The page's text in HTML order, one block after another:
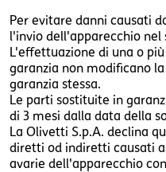
Per evitare danni causati
l'invio dell'apparecchio nel
L'effettuazione di una o
garanzia non modificano
garanzia stessa.
Le parti sostituite in
di 3 mesi dalla data della
La Olivetti S.p.A. declina
diretti od indiretti causati
avarie dell'apparecchio